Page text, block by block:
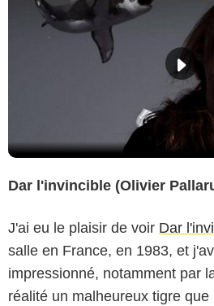
Dar l'invincible (Olivier
J'ai eu le plaisir de voir Dar
salle en France, en 1983, et
impressionné, notamment par
réalité un malheureux tigre